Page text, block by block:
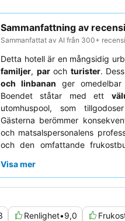
Sammanfattning av
Sammanfattat av AI från 300+
Detta hotell är en mångsidig
familjer, paroch turister.
och linbanan ger
Boendet ståtar med ett
utomhuspool, som
Gästerna berömmer
och matsalspersonalens
och den omfattande
från huvudvägen.
Visa mer
Renlighet•9,0